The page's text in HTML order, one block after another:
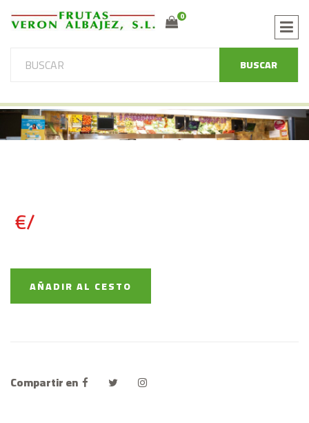
0
BUSCAR
€/
AÑADIR AL CESTO
Compartir en